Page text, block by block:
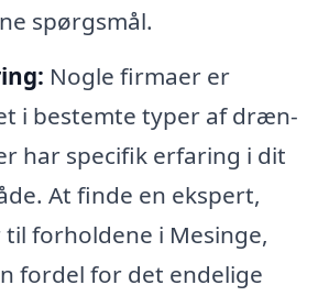
spørgsmål.
Nogle firmaer er
i bestemte typer af dræn-
har specifik erfaring i dit
At finde en ekspert,
forholdene i Mesinge,
fordel for det endelige